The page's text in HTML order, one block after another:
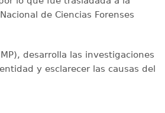
de Ciencias Forenses
desarrolla las investigaciones
y esclarecer las causas del